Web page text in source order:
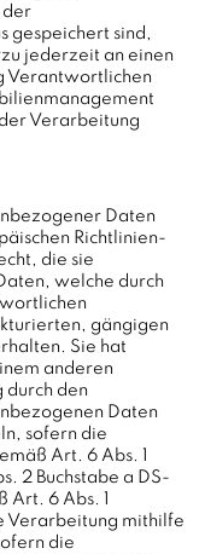
der
gespeichert sind,
jederzeit an einen
Verantwortlichen
Verarbeitung
Daten
Richtlinien-
die sie
welche durch
gängigen
Sie hat
anderen
durch den
Daten
sofern die
Art. 6 Abs. 1
2 Buchstabe a DS-
Art. 6 Abs. 1
Verarbeitung mithilfe
die